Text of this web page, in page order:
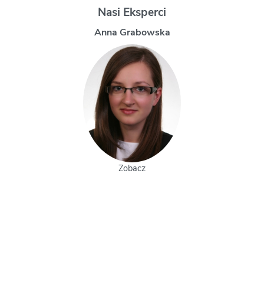
Nasi Eksperci
Magdalena Uchman